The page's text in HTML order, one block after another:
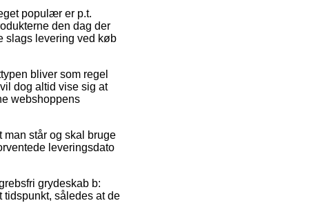
populær er p.t.
den dag der
slags levering ved køb
bliver som regel
dog altid vise sig at
webshoppens
står og skal bruge
leveringsdato
grydeskab b:
således at de